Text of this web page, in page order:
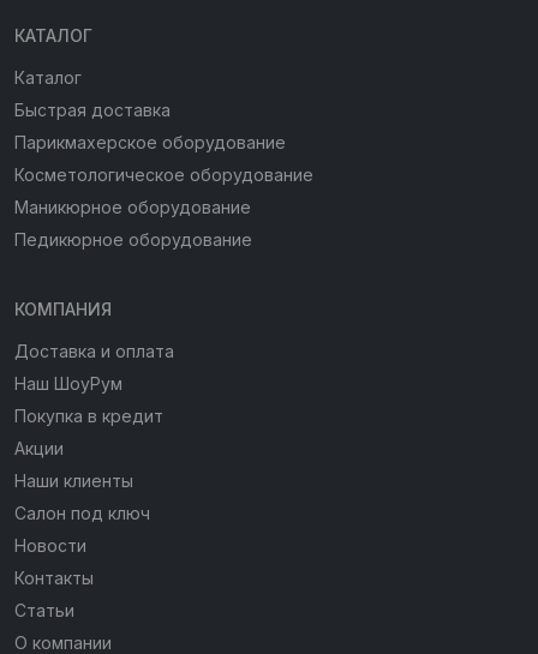
КАТАЛОГ
Каталог
Быстрая доставка
Парикмахерское оборудование
Косметологическое оборудование
Маникюрное оборудование
Педикюрное оборудование
КОМПАНИЯ
Доставка и оплата
Наш ШоуРум
Покупка в кредит
Акции
Наши клиенты
Салон под ключ
Новости
Контакты
Статьи
О компании